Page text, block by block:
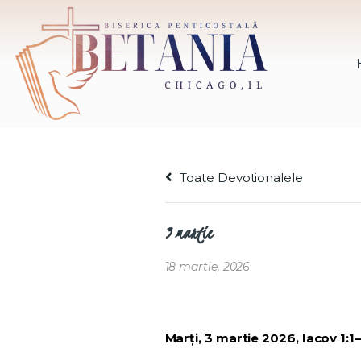
Toate Devotionalele
3 martie
18 martie, 2026
Marți, 3 martie 2026, Iacov